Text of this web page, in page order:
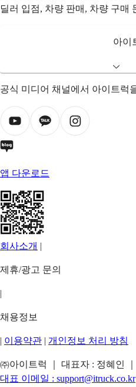
딜러 입점, 차량 판매, 차량 구매
아이
공식 미디어 채널에서 아이트럭
앱 다운로드
회사소개 |
제휴/광고 문의
|
채용정보
| 이용약관 | 개인정보 처리 방침
㈜아이트럭 ｜ 대표자 : 정혜인
대표 이메일 : support@itruck.co.kr